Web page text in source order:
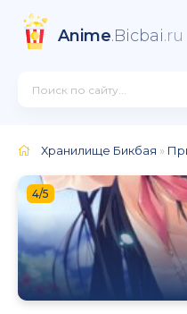
Anime.Bicbai.ru
Хранилище Бикбая »
4/5